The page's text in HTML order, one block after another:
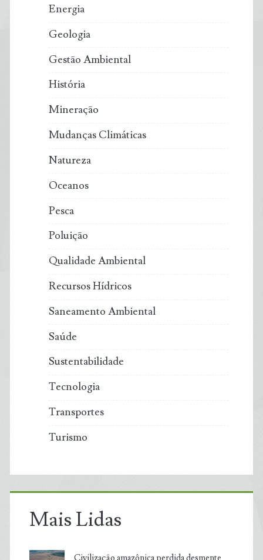
Energia
Geologia
Gestão Ambiental
História
Mineração
Mudanças Climáticas
Natureza
Oceanos
Pesca
Poluição
Qualidade Ambiental
Recursos Hídricos
Saneamento Ambiental
Saúde
Sustentabilidade
Tecnologia
Transportes
Turismo
Mais Lidas
Civilização amazônica perdida desmente